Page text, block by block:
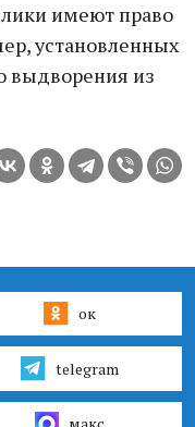
имеют право
установленных
выдворения из
ок
telegram